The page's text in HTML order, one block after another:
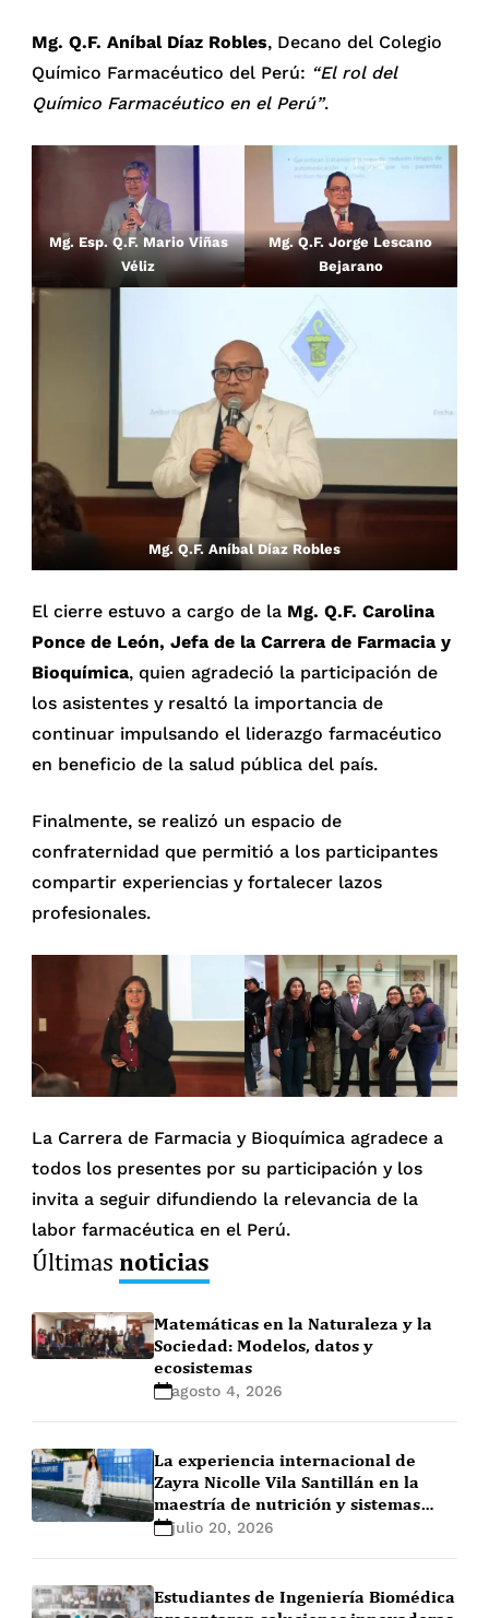
Mg. Q.F. Aníbal Díaz Robles, Decano del Colegio
Químico Farmacéutico del Perú: “El rol del
Químico Farmacéutico en el Perú”.
Mg. Esp. Q.F. Mario Viñas
Véliz
Mg. Q.F. Jorge Lescano
Bejarano
Mg. Q.F. Aníbal Díaz Robles
El cierre estuvo a cargo de la Mg. Q.F. Carolina
Ponce de León, Jefa de la Carrera de Farmacia y
Bioquímica, quien agradeció la participación de
los asistentes y resaltó la importancia de
continuar impulsando el liderazgo farmacéutico
en beneficio de la salud pública del país.
Finalmente, se realizó un espacio de
confraternidad que permitió a los participantes
compartir experiencias y fortalecer lazos
profesionales.
La Carrera de Farmacia y Bioquímica agradece a
todos los presentes por su participación y los
invita a seguir difundiendo la relevancia de la
labor farmacéutica en el Perú.
Últimasnoticias
Matemáticas en la Naturaleza y la
Sociedad: Modelos, datos y
ecosistemas
agosto 4, 2026
La experiencia internacional de
Zayra Nicolle Vila Santillán en la
maestría de nutrición y sistemas
alimentarios en Ghent University
julio 20, 2026
Estudiantes de Ingeniería Biomédica